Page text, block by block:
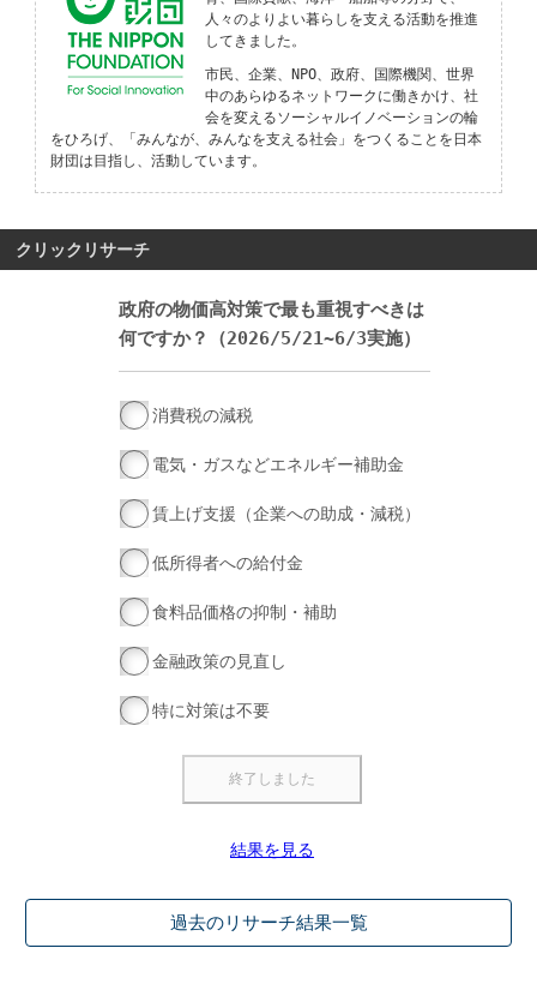
人々のよりよい暮らしを支える活動を推進
してきました。
市民、企業、NPO、政府、国際機関、世界
中のあらゆるネットワークに働きかけ、社
会を変えるソーシャルイノベーションの輪
をひろげ、「みんなが、みんなを支える社会」をつくることを日本
財団は目指し、活動しています。
クリックリサーチ
政府の物価高対策で最も重視すべきは
何ですか？（2026/5/21~6/3実施）
消費税の減税
電気・ガスなどエネルギー補助金
賃上げ支援（企業への助成・減税）
低所得者への給付金
食料品価格の抑制・補助
金融政策の見直し
特に対策は不要
結果を見る
過去のリサーチ結果一覧